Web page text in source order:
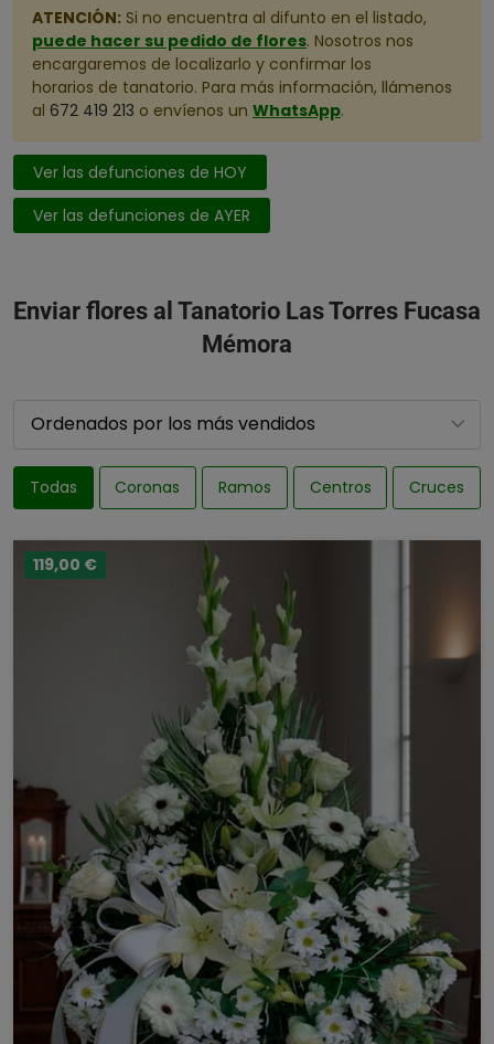
ATENCIÓN: Si no encuentra al difunto en el listado,
puede hacer su pedido de flores. Nosotros nos
encargaremos de localizarlo y confirmar los
horarios de tanatorio. Para más información, llámenos
al 672 419 213 o envíenos un WhatsApp.
Ver las defunciones de HOY
Ver las defunciones de AYER
Enviar flores al Tanatorio Las Torres Fucasa
Mémora
Todas Coronas Ramos Centros Cruces
119,00 €